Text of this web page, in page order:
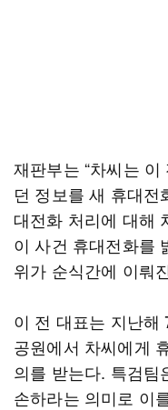
재판부는 “차씨는
던 정보를 새 휴대전
대전화 처리에 대해
이 사건 휴대전화를
위가 순식간에 이뤄
이 전 대표는 지난
공원에서 차씨에게
의를 받는다. 특검팀
손하라는 의미로 이